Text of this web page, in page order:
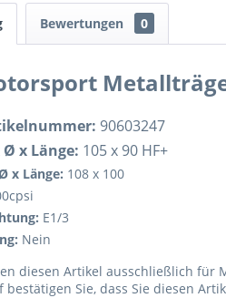
Bewertungen 0
90603247
x Länge: 105 x 90 HF+
x Länge: 108 x 100
E1/3
Nein
diesen Artikel ausschließlich für
bestätigen Sie, dass Sie diesen